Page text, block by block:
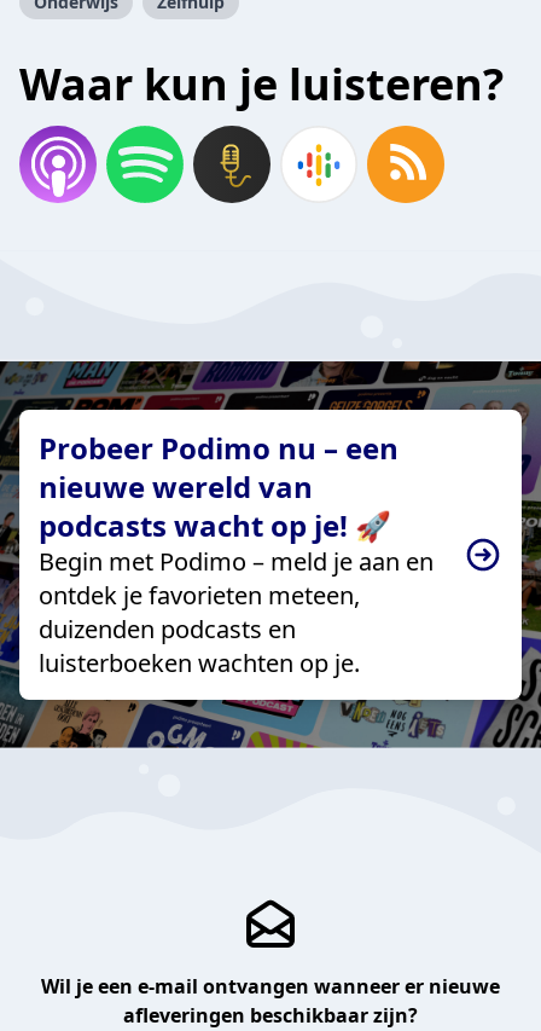
Waar kun je luisteren?
Probeer Podimo nu – een
nieuwe wereld van
podcasts wacht op je! 🚀
Begin met Podimo – meld je aan en
ontdek je favorieten meteen,
duizenden podcasts en
luisterboeken wachten op je.
Wil je een e-mail ontvangen wanneer er nieuwe
afleveringen beschikbaar zijn?